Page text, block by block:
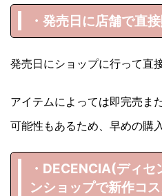
・発売日に店舗で直
発売日にショップに行って直
アイテムによっては即完売ま
可能性もあるため、早めの購
・DECENCIA(ディセ
ンショップで新作コ